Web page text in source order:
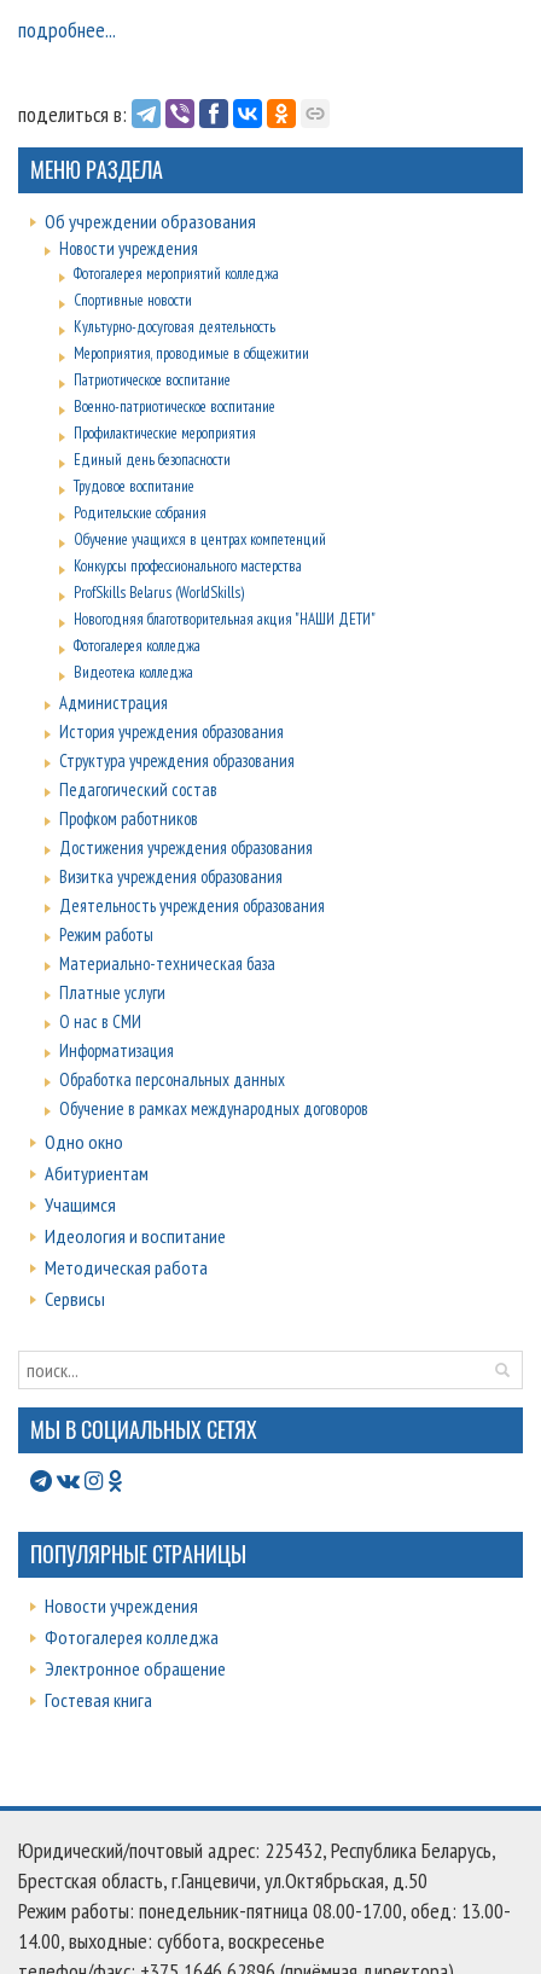
подробнее...
поделиться в:
МЕНЮ РАЗДЕЛА
Об учреждении образования
Новости учреждения
Фотогалерея мероприятий колледжа
Спортивные новости
Культурно-досуговая деятельность
Мероприятия, проводимые в общежитии
Патриотическое воспитание
Военно-патриотическое воспитание
Профилактические мероприятия
Единый день безопасности
Трудовое воспитание
Родительские собрания
Обучение учащихся в центрах компетенций
Конкурсы профессионального мастерства
ProfSkills Belarus (WorldSkills)
Новогодняя благотворительная акция "НАШИ ДЕТИ"
Фотогалерея колледжа
Видеотека колледжа
Администрация
История учреждения образования
Структура учреждения образования
Педагогический состав
Профком работников
Достижения учреждения образования
Визитка учреждения образования
Деятельность учреждения образования
Режим работы
Материально-техническая база
Платные услуги
О нас в СМИ
Информатизация
Обработка персональных данных
Обучение в рамках международных договоров
Одно окно
Абитуриентам
Учащимся
Идеология и воспитание
Методическая работа
Сервисы
МЫ В СОЦИАЛЬНЫХ СЕТЯХ
ПОПУЛЯРНЫЕ СТРАНИЦЫ
Новости учреждения
Фотогалерея колледжа
Электронное обращение
Гостевая книга
Юридический/почтовый адрес: 225432, Республика Беларусь,
Брестская область, г.Ганцевичи, ул.Октябрьская, д.50
Режим работы: понедельник-пятница 08.00-17.00, обед: 13.00-
14.00, выходные: суббота, воскресенье